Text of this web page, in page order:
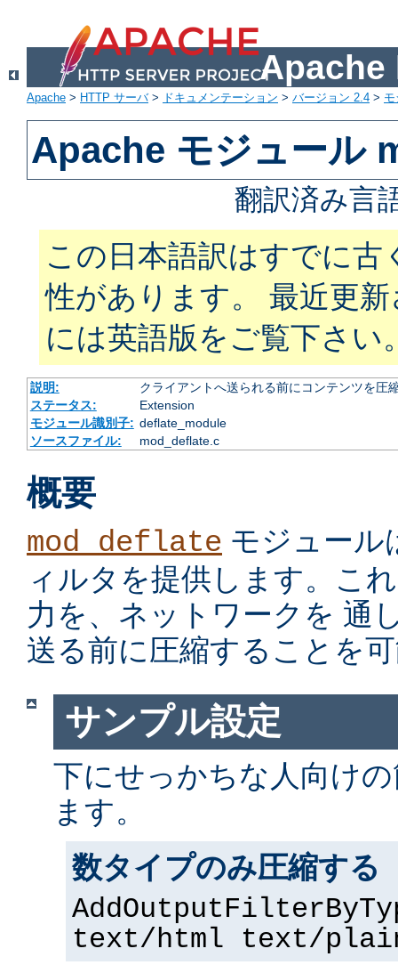
Apache
Apache > HTTP サーバ> ドキュメンテーション > バージョン 2.4 >
Apache モジュール
翻訳済み言
この日本語訳はすでに古
性があります。 最近更
には英語版をご覧下さい
説明:
クライアントへ送られる前にコンテンツを圧
ステータス:
Extension
モジュール識別子: deflate_module
ソースファイル:
mod_deflate.c
概要
mod_deflate モジュー
ィルタを提供します。こ
力を、ネットワークを 通
送る前に圧縮することを
サンプル設定
下にせっかちな人向け
ます。
数タイプのみ圧縮する
text/html text/